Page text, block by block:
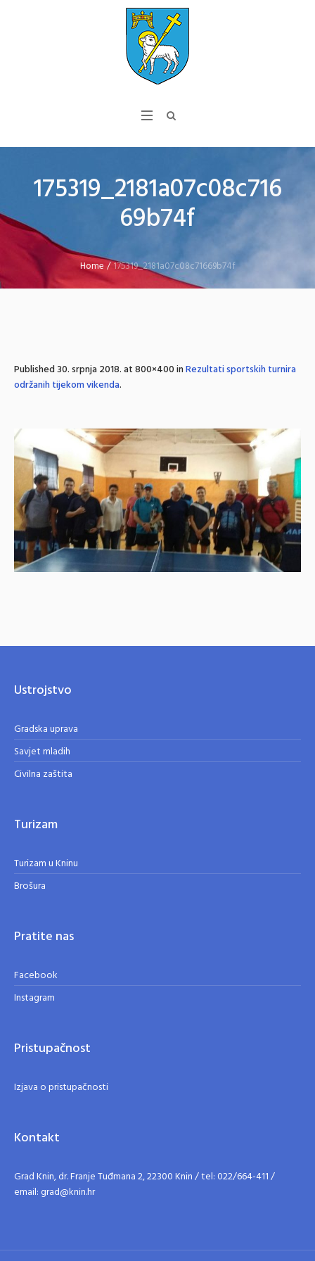
175319_2181a07c08c716
69b74f
Home /175319_2181a07c08c71669b74f
Published30. srpnja 2018.at 800×400 inRezultati sportskih turnira
održanih tijekom vikenda.
Ustrojstvo
Gradska uprava
Savjet mladih
Civilna zaštita
Turizam
Turizam u Kninu
Brošura
Pratite nas
Facebook
Instagram
Pristupačnost
Izjava o pristupačnosti
Kontakt
Grad Knin, dr. Franje Tuđmana 2, 22300 Knin / tel: 022/664-411 /
email: grad@knin.hr